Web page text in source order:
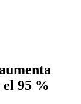
el 95 %